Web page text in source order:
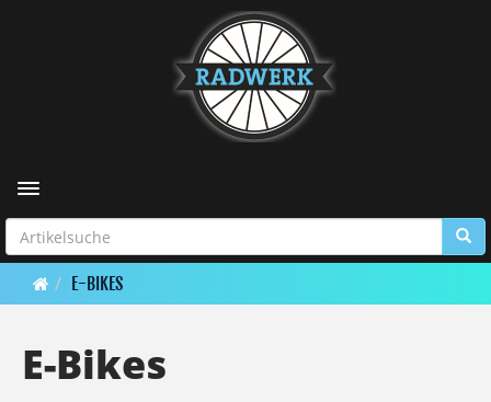
Toggle navigation
E-BIKES
E-Bikes